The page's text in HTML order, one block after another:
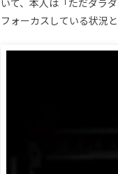
いて、本人は「ただダラ
フォーカスしている状況